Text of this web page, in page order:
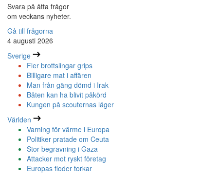
Svara på åtta frågor
om veckans nyheter.
Gå till frågorna
4 augusti 2026
Sverige
Fler brottslingar grips
Billigare mat i affären
Man från gäng dömd i Irak
Båten kan ha blivit påkörd
Kungen på scouternas läger
Världen
Varning för värme i Europa
Politiker pratade om Ceuta
Stor begravning i Gaza
Attacker mot ryskt företag
Europas floder torkar